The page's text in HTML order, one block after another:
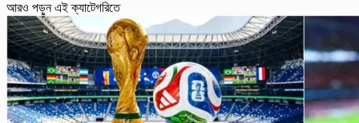
আরও পড়ুন এই ক্যাটেগরিতে